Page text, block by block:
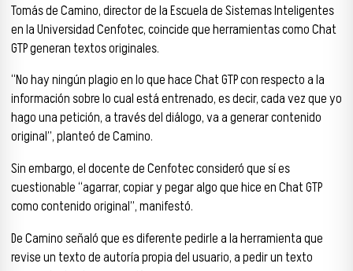
Tomás de Camino, director de la Escuela de Sistemas Inteligentes
en la Universidad Cenfotec, coincide que herramientas como Chat
GTP generan textos originales.
“No hay ningún plagio en lo que hace Chat GTP con respecto a la
información sobre lo cual está entrenado, es decir, cada vez que yo
hago una petición, a través del diálogo, va a generar contenido
original”, planteó de Camino.
Sin embargo, el docente de Cenfotec consideró que sí es
cuestionable “agarrar, copiar y pegar algo que hice en Chat GTP
como contenido original”, manifestó.
De Camino señaló que es diferente pedirle a la herramienta que
revise un texto de autoría propia del usuario, a pedir un texto